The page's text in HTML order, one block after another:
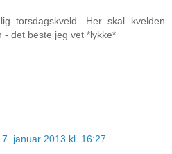
torsdagskveld. Her skal kvelden
- det beste jeg vet *lykke*
januar 2013 kl. 16:27